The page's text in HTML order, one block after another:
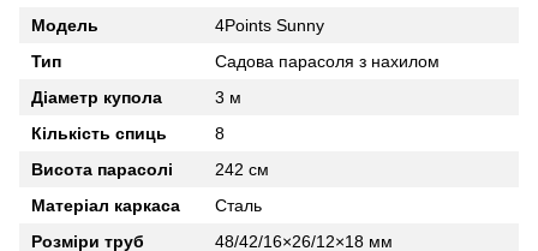
Модель
4Points Sunny
Тип
Садова парасоля з нахилом
Діаметр купола
3 м
Кількість спиць
8
Висота парасолі
242 см
Матеріал каркаса
Сталь
Розміри труб
48/42/16×26/12×18 мм